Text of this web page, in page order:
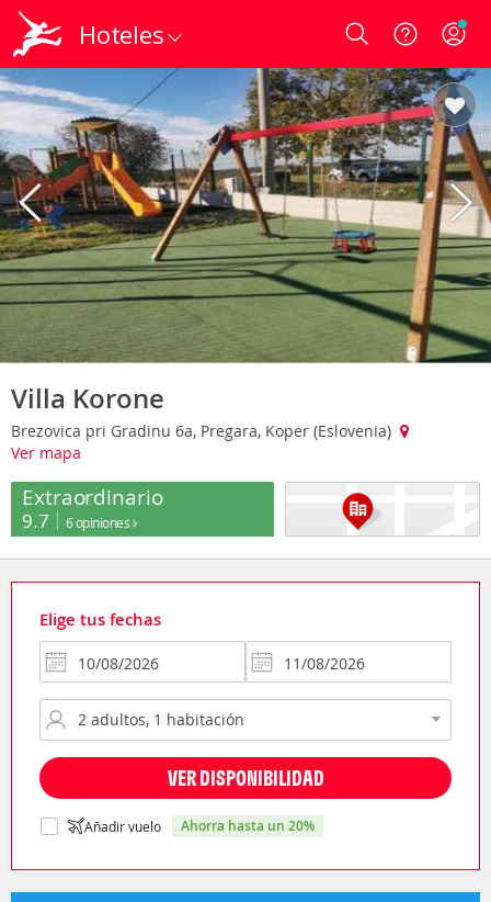
Hoteles Login
Villa Korone
Brezovica pri Gradinu 6a, Pregara, Koper (Eslovenia)
Ver mapa
Extraordinario
9.7 6 opiniones
Elige tus fechas
VER DISPONIBILIDAD
Añadir vuelo ahorra hasta un 20%